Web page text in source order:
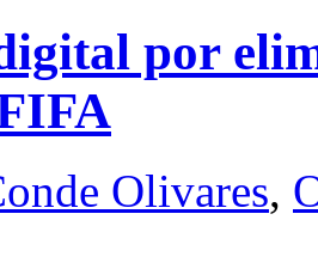
por
Olivares,